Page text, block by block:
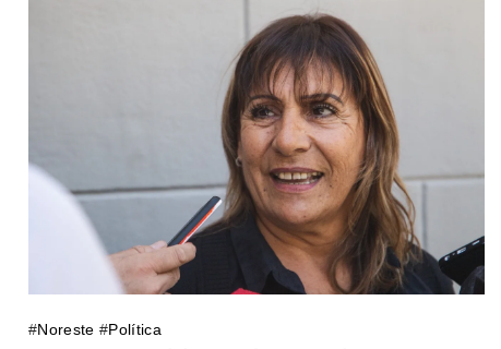
#Noreste #Política